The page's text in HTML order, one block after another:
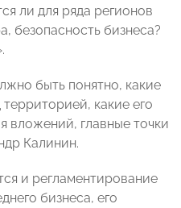
ли для ряда регионов
безопасность бизнеса?
быть понятно, какие
какие его
вложений, главные точки
Калинин.
и регламентирование
бизнеса, его